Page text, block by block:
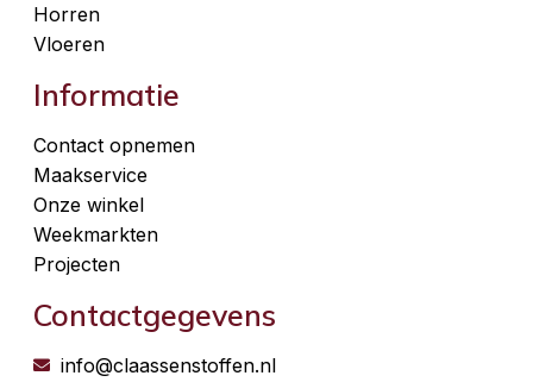
Horren
Vloeren
Informatie
Contact opnemen
Maakservice
Onze winkel
Weekmarkten
Projecten
Contactgegevens
info@claassenstoffen.nl